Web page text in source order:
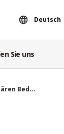
Deutsch
Sie uns
Bed...